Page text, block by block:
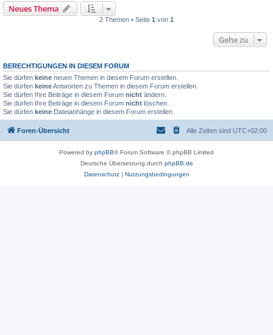
Neues Thema
2 Themen • Seite 1 von 1
Gehe zu
BERECHTIGUNGEN IN DIESEM FORUM
Sie dürfen keine neuen Themen in diesem Forum erstellen.
Sie dürfen keineAntworten zu Themen in diesem Forum erstellen.
Sie dürfen Ihre Beiträge in diesem Forum nicht ändern.
Sie dürfen Ihre Beiträge in diesem Forum nicht löschen.
Sie dürfen keine Dateianhänge in diesem Forum erstellen.
Foren-Übersicht Alle Zeiten sind UTC+02:00
Powered by phpBB® Forum Software © phpBB Limited
Deutsche Übersetzung durch phpBB.de
Datenschutz| Nutzungsbedingungen